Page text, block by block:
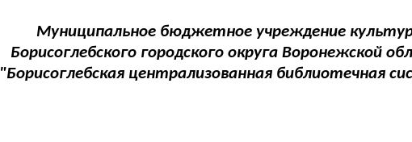
Муниципальное бюджетное учреждение
Борисоглебского городского округа Воронежской
"Борисоглебская централизованная библиотечная